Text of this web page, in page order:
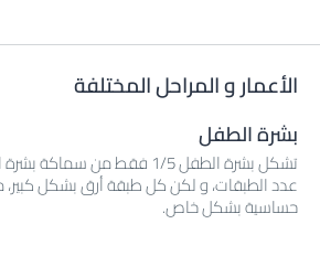
الأعمار و المراحل المختلفة
بشرة الطفل
تشكل بشرة الطفل 1/5 فقط من
عدد الطبقات، و لكن كل طبقة أرق بشكل كبير،
حساسية بشكل خاص.